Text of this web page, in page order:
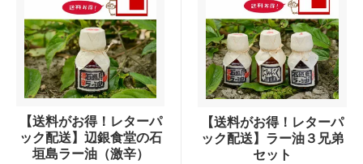
【送料がお得！レターパ
ック配送】辺銀食堂の石
垣島ラー油（激辛）
【送料がお得！レターパ
ック配送】ラー油３兄弟
セット